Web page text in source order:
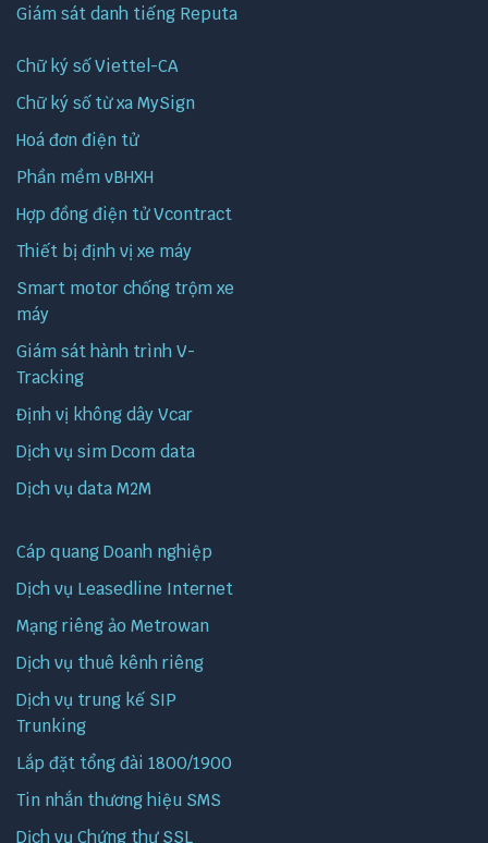
Giám sát danh tiếng Reputa
Chữ ký số Viettel-CA
Chữ ký số từ xa MySign
Hoá đơn điện tử
Phần mềm vBHXH
Hợp đồng điện tử Vcontract
Thiết bị định vị xe máy
Smart motor chống trộm xe
máy
Giám sát hành trình V-
Tracking
Định vị không dây Vcar
Dịch vụ sim Dcom data
Dịch vụ data M2M
Cáp quang Doanh nghiệp
Dịch vụ Leasedline Internet
Mạng riêng ảo Metrowan
Dịch vụ thuê kênh riêng
Dịch vụ trung kế SIP
Trunking
Lắp đặt tổng đài 1800/1900
Tin nhắn thương hiệu SMS
Dịch vụ Chứng thư SSL